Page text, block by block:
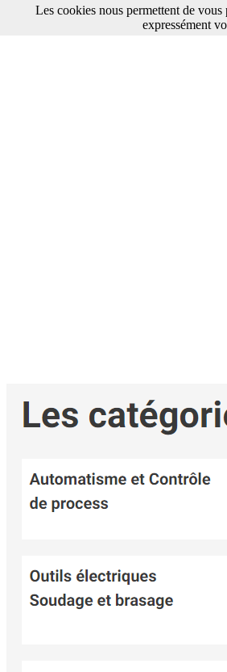
Les cookies nous permettent de
expressément